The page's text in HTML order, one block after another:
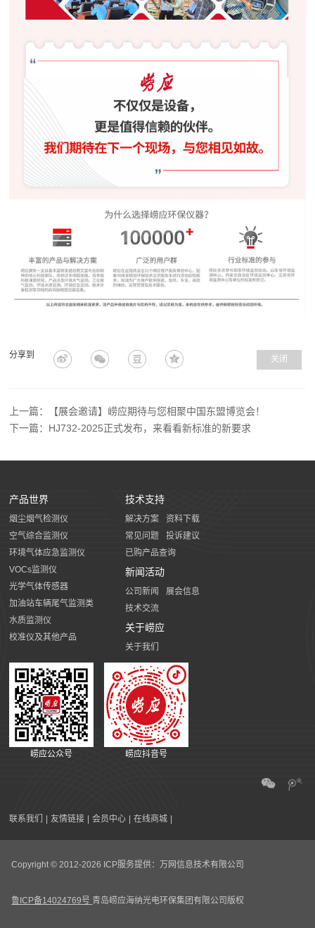
关闭
分享到
上一篇：【展会邀请】崂应期待与您相聚中国东盟博览会！
下一篇：HJ732-2025正式发布，来看看新标准的新要求
产品世界
烟尘烟气检测仪
空气综合监测仪
环境气体应急监测仪
VOCs监测仪
光学气体传感器
加油站车辆尾气监测类
水质监测仪
校准仪及其他产品
技术支持
解决方案
资料下载
常见问题
投诉建议
已购产品查询
新闻活动
公司新闻
展会信息
技术交流
关于崂应
关于我们
崂应公众号 崂应抖音号
联系我们 | 友情链接 | 会员中心 | 在线商城 |
Copyright © 2012-2026 ICP服务提供：万网信息技术有限公司
鲁ICP备14024769号 青岛崂应海纳光电环保集团有限公司版权